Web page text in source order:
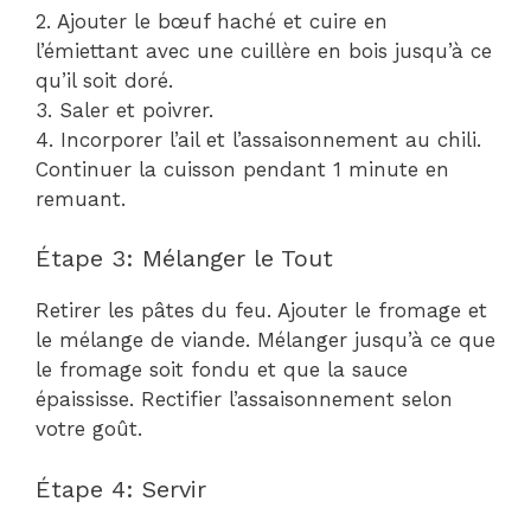
2. Ajouter le bœuf haché et cuire en
l’émiettant avec une cuillère en bois jusqu’à ce
qu’il soit doré.
3. Saler et poivrer.
4. Incorporer l’ail et l’assaisonnement au chili.
Continuer la cuisson pendant 1 minute en
remuant.
Étape 3: Mélanger le Tout
Retirer les pâtes du feu. Ajouter le fromage et
le mélange de viande. Mélanger jusqu’à ce que
le fromage soit fondu et que la sauce
épaississe. Rectifier l’assaisonnement selon
votre goût.
Étape 4: Servir